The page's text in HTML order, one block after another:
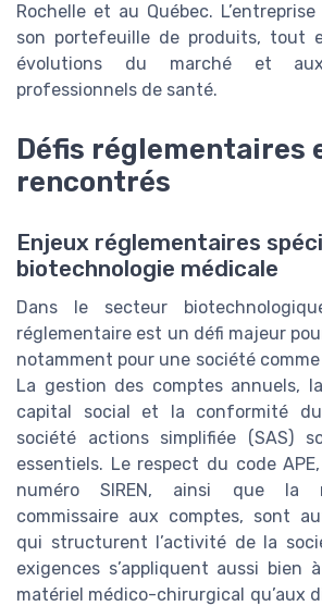
Rochelle et au Québec.
son portefeuille de produits, tout
évolutions du marché et
professionnels de santé.
Défis réglementaires
rencontrés
Enjeux réglementaires
biotechnologie médicale
Dans le secteur
réglementaire est un défi majeur
notamment pour une société
La gestion des comptes annuels,
capital social et la conformité
société actions simplifiée (SAS)
essentiels. Le respect du code
numéro SIREN, ainsi que la
commissaire aux comptes, sont
qui structurent l’activité de la
exigences s’appliquent aussi bien
matériel médico-chirurgical qu’aux